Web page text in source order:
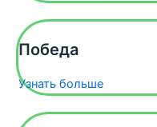
Победа
Узнать больше